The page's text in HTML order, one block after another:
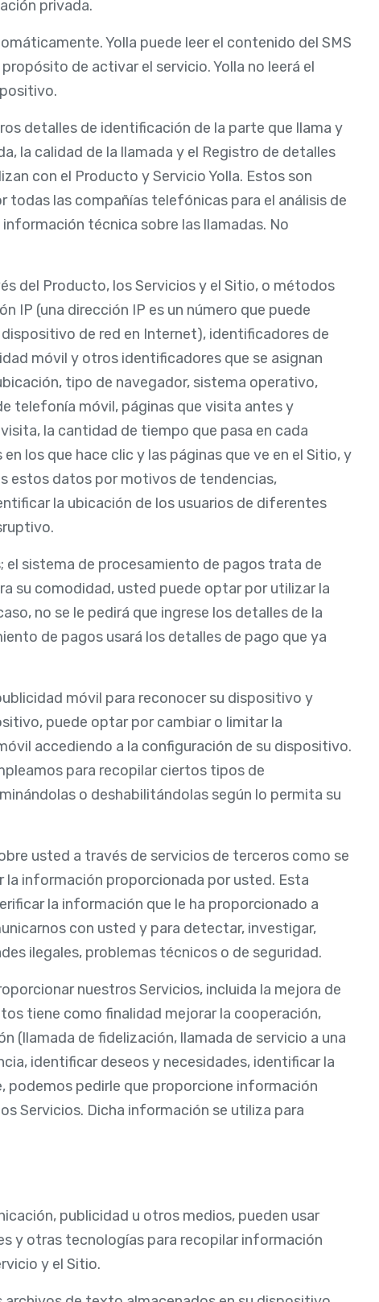
privada.
Yolla puede leer el contenido del SMS
de activar el servicio. Yolla no leerá el
detalles de identificación de la parte que llama y
la calidad de la llamada y el Registro de detalles
con el Producto y Servicio Yolla. Estos son
las compañías telefónicas para el análisis de
técnica sobre las llamadas. No
del Producto, los Servicios y el Sitio, o métodos
IP (una dirección IP es un número que puede
de red en Internet), identificadores de
móvil y otros identificadores que se asignan
tipo de navegador, sistema operativo,
telefonía móvil, páginas que visita antes y
la cantidad de tiempo que pasa en cada
los que hace clic y las páginas que ve en el Sitio, y
estos datos por motivos de tendencias,
la ubicación de los usuarios de diferentes
sistema de procesamiento de pagos trata de
su comodidad, usted puede optar por utilizar la
no se le pedirá que ingrese los detalles de la
de pagos usará los detalles de pago que ya
móvil para reconocer su dispositivo y
puede optar por cambiar o limitar la
accediendo a la configuración de su dispositivo.
para recopilar ciertos tipos de
o deshabilitándolas según lo permita su
usted a través de servicios de terceros como se
información proporcionada por usted. Esta
la información que le ha proporcionado a
con usted y para detectar, investigar,
ilegales, problemas técnicos o de seguridad.
nuestros Servicios, incluida la mejora de
tiene como finalidad mejorar la cooperación,
(llamada de fidelización, llamada de servicio a una
identificar deseos y necesidades, identificar la
podemos pedirle que proporcione información
Servicios. Dicha información se utiliza para
publicidad u otros medios, pueden usar
y otras tecnologías para recopilar información
y el Sitio.